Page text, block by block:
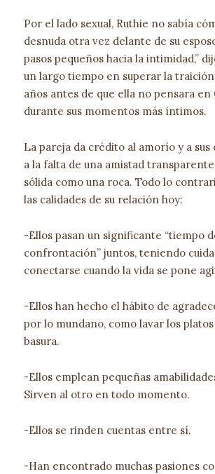
Por el lado sexual, Ruthie no sabía
desnuda otra vez delante de su
pasos pequeños hacia la intimidad,”
un largo tiempo en superar la
años antes de que ella no pensara en
durante sus momentos más íntimos.
La pareja da crédito al amorío y a sus
a la falta de una amistad
sólida como una roca. Todo lo
las calidades de su relación hoy:
-Ellos pasan un significante “tiempo
confrontación” juntos, teniendo
conectarse cuando la vida se pone
-Ellos han hecho el hábito de
por lo mundano, como lavar los
basura.
-Ellos emplean pequeñas
Sirven al otro en todo momento.
-Ellos se rinden cuentas entre sí.
-Han encontrado muchas pasiones